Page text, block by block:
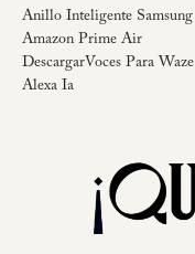
Anillo Inteligente Samsung
Amazon Prime Air
DescargarVoces Para Waze
Alexa Ia